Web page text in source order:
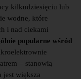
kilkudziesięciu lub
wodne, które
i nad ciekami
popularne wśród
– stanowią
jest większa